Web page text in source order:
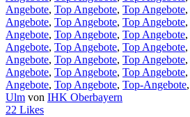
Angebote, Top Angebote, Top Angebote,
Angebote, Top Angebote, Top Angebote,
Angebote, Top Angebote, Top Angebote,
Angebote, Top Angebote, Top Angebote,
Angebote, Top Angebote, Top Angebote,
Angebote, Top Angebote, Top Angebote,
Angebote, Top Angebote, Top-Angebote,
Ulm von IHK Oberbayern
22 Likes